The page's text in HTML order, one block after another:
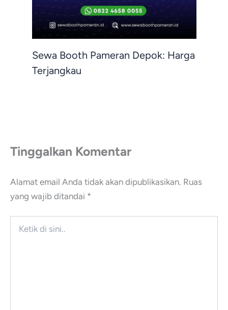
Sewa Booth Pameran Depok: Harga
Terjangkau
Tinggalkan Komentar
Alamat email Anda tidak akan dipublikasikan. Ruas
yang wajib ditandai *